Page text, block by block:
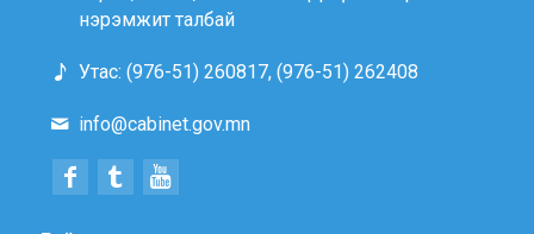
нэрэмжит талбай
Утас: (976-51) 260817, (976-51) 262408
info@cabinet.gov.mn